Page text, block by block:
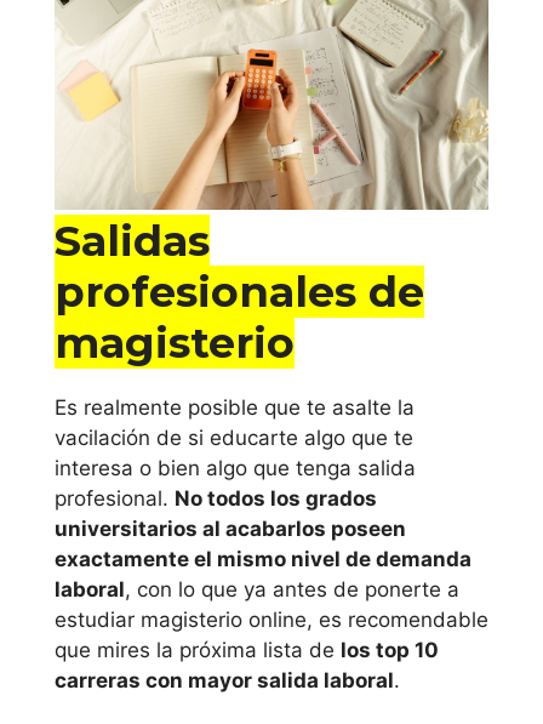
Salidas
profesionales de
magisterio
Es realmente posible que te asalte la
vacilación de si educarte algo que te
interesa o bien algo que tenga salida
profesional. No todos los grados
universitarios al acabarlos poseen
exactamente el mismo nivel de demanda
laboral, con lo que ya antes de ponerte a
estudiar magisterio online, es recomendable
que mires la próxima lista de los top 10
carreras con mayor salida laboral.